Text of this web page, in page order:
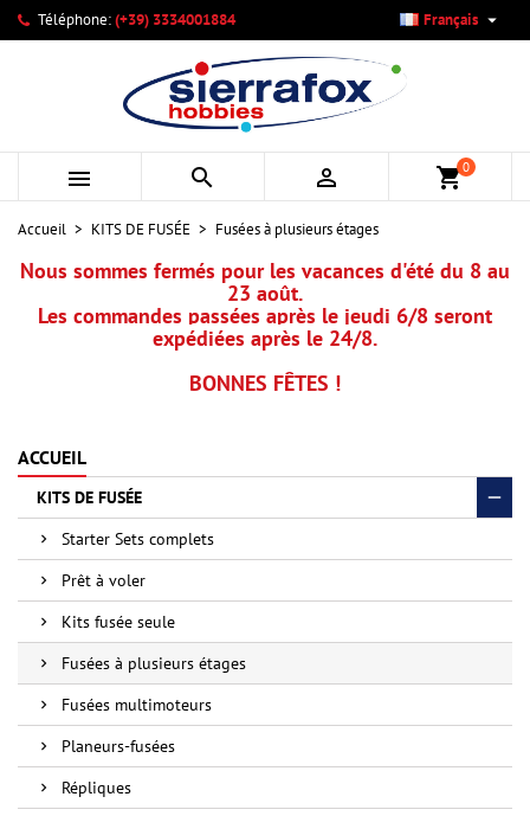
Téléphone:(+39) 3334001884 Français 
   shopping_cart0
Accueil KITS DE FUSÉE Fusées à plusieurs étages
Nous sommes fermés pour les vacances d'été du 8 au
23 août.
Les commandes passées après le jeudi 6/8 seront
expédiées après le 24/8.
BONNES FÊTES !
ACCUEIL
KITS DE FUSÉE
Starter Sets complets
Prêt à voler
Kits fusée seule
Fusées à plusieurs étages
Fusées multimoteurs
Planeurs-fusées
Répliques
Mes listes d'envies ×
Créer une nouvelle liste
((modalTitle)) ×
((confirmMessage))
((cancelText)) ((modalDeleteText))
Créer une liste d'envies ×
Nom de la liste d'envies
Annuler Créer une liste d'envies
Connexion ×
Vous devez être connecté pour ajouter des produits à votre
liste d'envies.
Annuler Connexion